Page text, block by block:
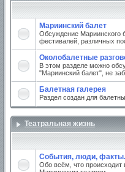
Мариинский балет
Обсуждение Мариинского
фестивалей, различных
Околобалетные
В этом разделе можно
"Мариинский балет", не
Балетная галерея
Раздел создан для
Театральная жизнь
События, люди,
Обо всём, что происходит